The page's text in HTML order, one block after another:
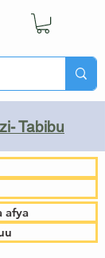
Tabibu
afya